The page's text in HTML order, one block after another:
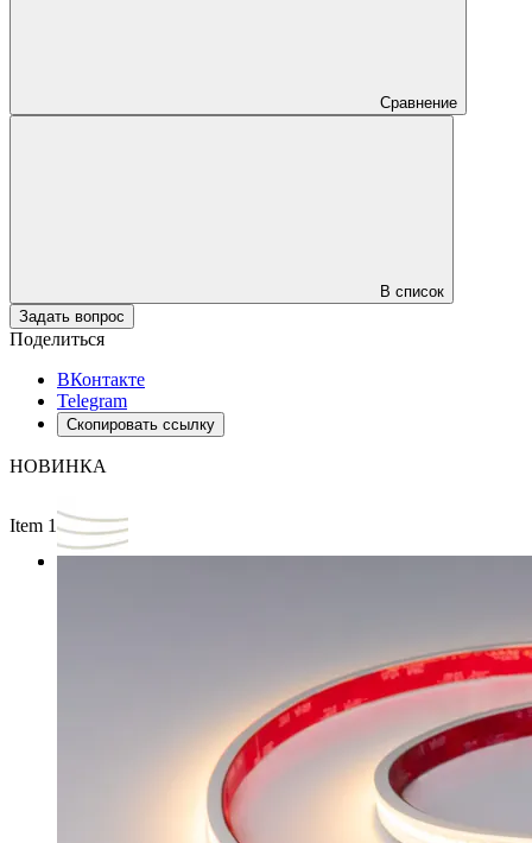
Сравнение
В список
Задать вопрос
Поделиться
ВКонтакте
Telegram
Скопировать ссылку
НОВИНКА
Item 1 of 2